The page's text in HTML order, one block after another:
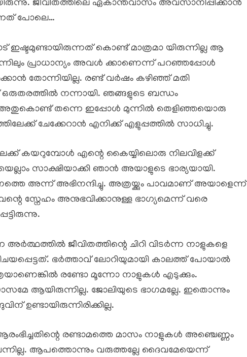
ജീവിതത്തിലെ ഏകാന്തവാസം അവസാനിപ്പിക്കാൻ
പോലെ…
ഇഷ്ടമുണ്ടായിരുന്നത് കൊണ്ട് മാത്രമാ യിരുന്നില്ല ആ
പ്രാധാന്യം അവൾ ക്കാണെന്ന് പറഞ്ഞപ്പോൾ
തോന്നിയില്ല. രണ്ട് വർഷം കഴിഞ്ഞ് മതി
ഒരുതരത്തിൽ നന്നായി. ഞങ്ങളുടെ ബന്ധം
തന്നെ ഇപ്പോൾ മുന്നിൽ തെളിഞ്ഞയൊരു
ചേക്കേറാൻ എനിക്ക് എളുപ്പത്തിൽ സാധിച്ചു.
കയറുമ്പോൾ എന്റെ കൈയ്യിലൊരു നിലവിളക്ക്
സാക്ഷിയാക്കി ഞാൻ അയാളുടെ ഭാര്യയായി.
അന്ന് അഭിനന്ദിച്ചു. അത്രയ്ക്കും പാവമാണ് അയാളെന്ന്
സ്നേഹം അനുഭവിക്കാനുള്ള ഭാഗ്യമെന്ന് വരെ
ജീവിതത്തിന്റെ ചിറി വിടർന്ന നാളുകളെ
ഭർത്താവ് ലോറിയുമായി കാലത്ത് പോയാൽ
രണ്ടോ മൂന്നോ നാളുകൾ എടുക്കും.
ആയിരുന്നില്ല. ജോലിയുടെ ഭാഗമല്ലേ. ഇതൊന്നും
ഉണ്ടായിരുന്നിരിക്കില്ല.
രണ്ടാമത്തെ മാസം നാളുകൾ അഞ്ചെണ്ണം
വന്നില്ല. ആപത്തൊന്നും വരുത്തല്ലേ ദൈവമേയെന്ന്